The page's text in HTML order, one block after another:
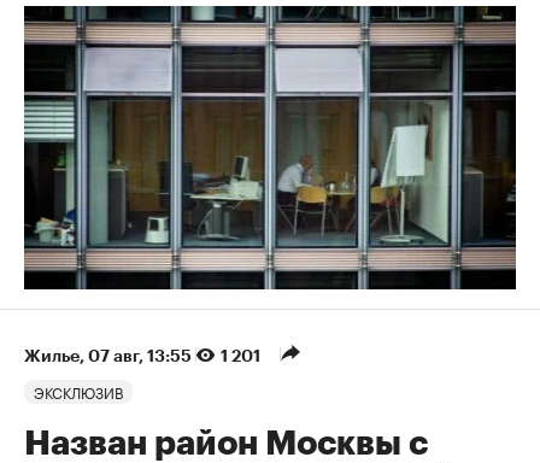
Жилье 07 авг, 13:55 1 201
ЭКСКЛЮЗИВ
Назван район Москвы с